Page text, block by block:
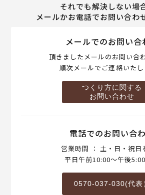
それでも解決しない場
メールかお電話でお問い合わ
メールでのお問い合
頂きましたメールのお問い合
順次メールでご連絡いたし
つくり方に関する
お問い合わせ
電話でのお問い合
営業時間 ： 土・日・祝日
平日午前10:00～午後
0570-037-030(代表